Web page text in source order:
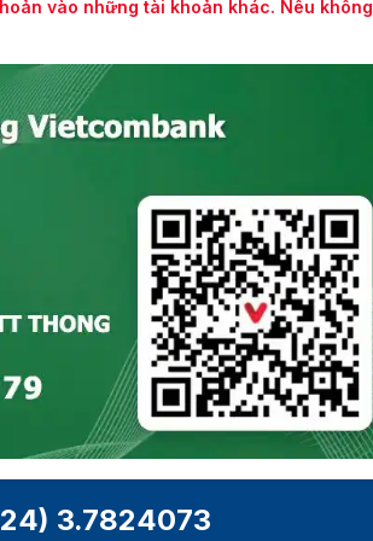
vào những tài khoản khác. Nếu không
3.7824073